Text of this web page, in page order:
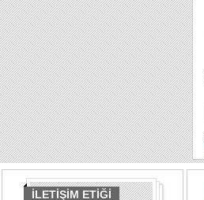
İLETİŞİM ETİĞİ